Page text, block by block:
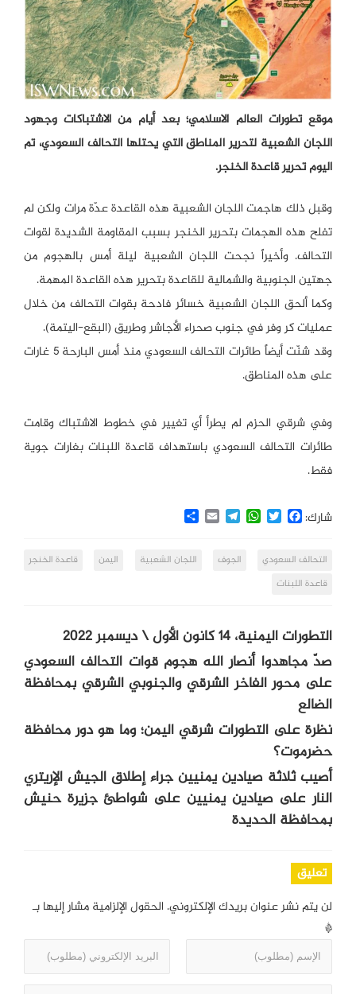
موقع تطورات العالم الاسلامي؛ بعد أيام من الاشتباكات وجهود
اللجان الشعبية لتحرير المناطق التي يحتلها التحالف السعودي، تم
اليوم تحرير قاعدة الخنجر.
وقبل ذلك هاجمت اللجان الشعبية هذه القاعدة عدّة مرات ولكن لم
تفلح هذه الهجمات بتحرير الخنجر بسبب المقاومة الشديدة لقوات
التحالف. وأخيراً نجحت اللجان الشعبية ليلة أمس بالهجوم من
جهتين الجنوبية والشمالية للقاعدة بتحرير هذه القاعدة المهمة.
وكما ألحق اللجان الشعبية خسائر فادحة بقوات التحالف من خلال
عمليات كر وفر في جنوب صحراء الأجاشر وطريق (البقع-اليتمة).
وقد شنّت أيضاً طائرات التحالف السعودي منذ أمس البارحة 5 غارات
على هذه المناطق.
وفي شرقي الحزم لم يطرأ أي تغيير في خطوط الاشتباك وقامت
طائرات التحالف السعودي باستهداف قاعدة اللبنات بغارات جوية
فقط.
شارك: Facebook
Twitter
WhatsApp
Telegram
Email
Share
التحالف السعودي الجوف اللجان الشعبية اليمن
قاعدة الخنجر
قاعدة اللبنات
التطورات اليمنية، 14 كانون الأول \ ديسمبر 2022
صدّ مجاهدوا أنصار الله هجوم قوات التحالف السعودي
على محور الفاخر الشرقي والجنوبي الشرقي بمحافظة
الضالع
نظرة على التطورات شرقي اليمن؛ وما هو دور محافظة
حضرموت؟
أصيب ثلاثة صيادين يمنيين جراء إطلاق الجيش الإريتري
النار على صيادين يمنيين على شواطئ جزيرة حنيش
بمحافظة الحديدة
تعليق
لن يتم نشر عنوان بريدك الإلكتروني. الحقول الإلزامية مشار إليها بـ
*